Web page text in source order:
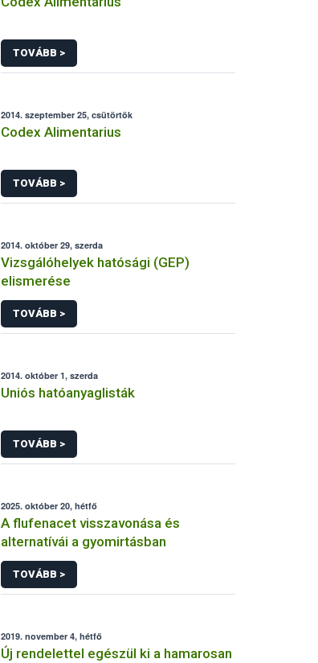
TOVÁBB >
2014. szeptember 25, csütörtök
Codex Alimentarius
TOVÁBB >
2014. október 29, szerda
Vizsgálóhelyek hatósági (GEP)
elismerése
TOVÁBB >
2014. október 1, szerda
Uniós hatóanyaglisták
TOVÁBB >
2025. október 20, hétfő
A flufenacet visszavonása és
alternatívái a gyomirtásban
TOVÁBB >
2019. november 4, hétfő
Új rendelettel egészül ki a hamarosan